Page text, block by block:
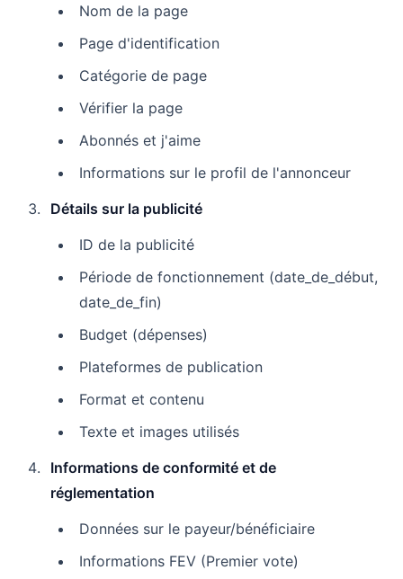
Nom de la page
Page d'identification
Catégorie de page
Vérifier la page
Abonnés et j'aime
Informations sur le profil de l'annonceur
Détails sur la publicité
ID de la publicité
Période de fonctionnement (date_de_début,
date_de_fin)
Budget (dépenses)
Plateformes de publication
Format et contenu
Texte et images utilisés
Informations de conformité et de
réglementation
Données sur le payeur/bénéficiaire
Informations FEV (Premier vote)